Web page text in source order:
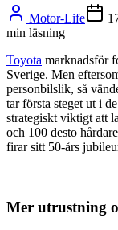
Motor-Life
min läsning
Toyota marknadsför
Sverige. Men
personbilslik, så
tar första steget ut i
strategiskt viktigt att
och 100 desto
firar sitt 50-års
Mer utrustning